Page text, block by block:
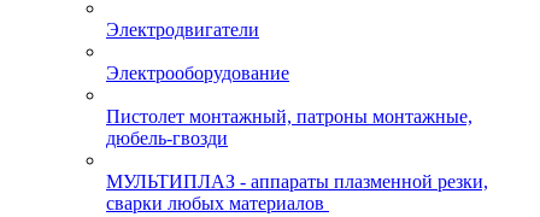
Электродвигатели
Электрооборудование
Пистолет монтажный, патроны монтажные,
дюбель-гвозди
МУЛЬТИПЛАЗ - аппараты плазменной резки,
сварки любых материалов